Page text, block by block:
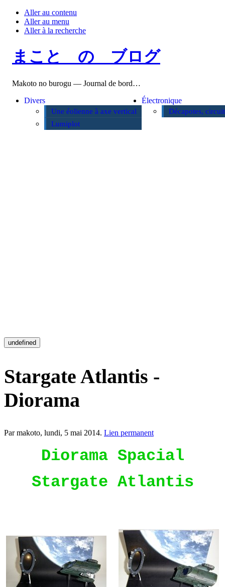
Aller au contenu
Aller au menu
Aller à la recherche
まこと の ブログ
Makoto no burogu — Journal de bord…
Divers
Une éolienne à axe vertical
Lumiplot
Électronique
Décapotes,
undefined
Stargate Atlantis -
Diorama
Par makoto, lundi, 5 mai 2014. Lien permanent
Diorama Spacial
Stargate Atlantis